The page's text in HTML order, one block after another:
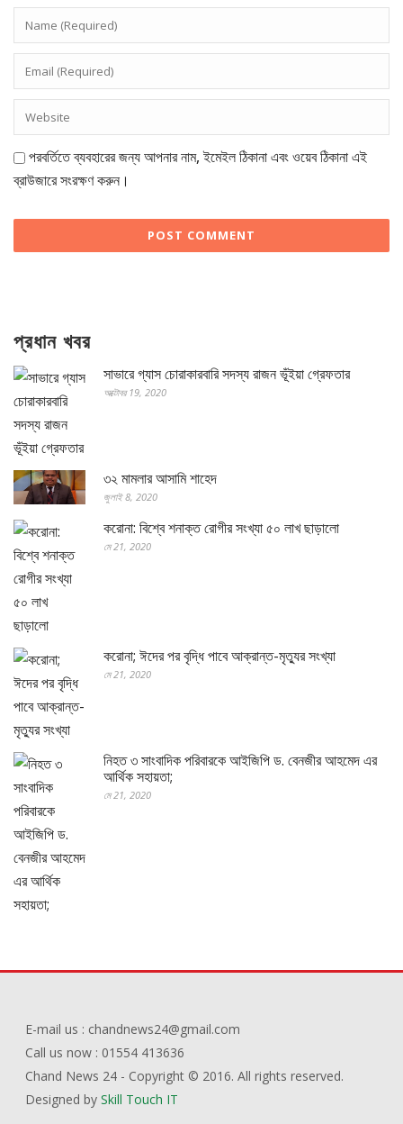
পরবর্তিতে ব্যবহারের জন্য আপনার নাম, ইমেইল ঠিকানা এবং ওয়েব ঠিকানা এই
ব্রাউজারে সংরক্ষণ করুন।
প্রধান খবর
সাভারে গ্যাস চোরাকারবারি সদস্য রাজন ভূঁইয়া গ্রেফতার
অক্টোবর 19, 2020
৩২ মামলার আসামি শাহেদ
জুলাই 8, 2020
করোনা: বিশ্বে শনাক্ত রোগীর সংখ্যা ৫০ লাখ ছাড়ালো
মে 21, 2020
করোনা; ঈদের পর বৃদ্ধি পাবে আক্রান্ত-মৃত্যুর সংখ্যা
মে 21, 2020
নিহত ৩ সাংবাদিক পরিবারকে আইজিপি ড. বেনজীর আহমেদ এর
আর্থিক সহায়তা;
মে 21, 2020
E-mail us : chandnews24@gmail.com
Call us now : 01554 413636
Chand News 24 - Copyright © 2016. All rights reserved.
Designed bySkill Touch IT